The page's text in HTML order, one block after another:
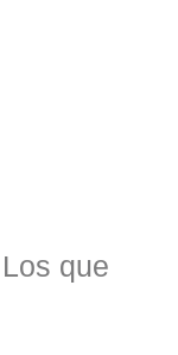
Los que